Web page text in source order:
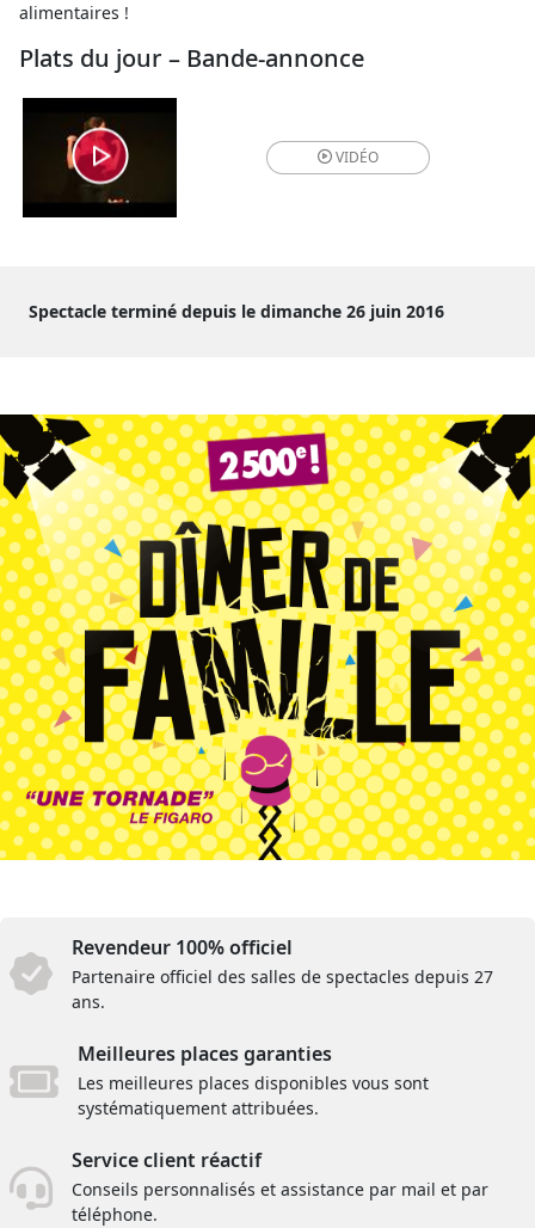
alimentaires !
Plats du jour – Bande-annonce
VIDÉO
Spectacle terminé depuis le dimanche 26 juin 2016
Revendeur 100% officiel
Partenaire officiel des salles de spectacles depuis 27
ans.
Meilleures places garanties
Les meilleures places disponibles vous sont
systématiquement attribuées.
Service client réactif
Conseils personnalisés et assistance par mail et par
téléphone.